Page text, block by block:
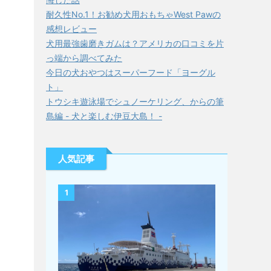
耐久性No.1！お勧め犬用おもちゃWest Pawの
感想レビュー
犬用最強歯磨きガムは？アメリカの口コミを片
っ端から調べてみた
今日の犬おやつはスーパーフード「ヨーグル
ト」
トウシキ遊泳場でシュノーケリング、からの筆
島編 - 犬と楽しむ伊豆大島！ -
人気記事
1